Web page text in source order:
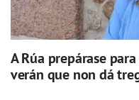
A Rúa prepárase
verán que non dá